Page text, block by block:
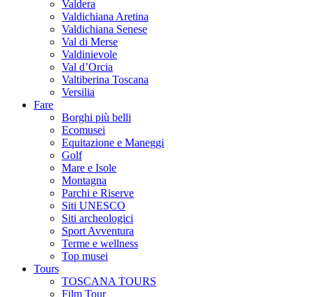
Valdera
Valdichiana Aretina
Valdichiana Senese
Val di Merse
Valdinievole
Val d’Orcia
Valtiberina Toscana
Versilia
Fare
Borghi più belli
Ecomusei
Equitazione e Maneggi
Golf
Mare e Isole
Montagna
Parchi e Riserve
Siti UNESCO
Siti archeologici
Sport Avventura
Terme e wellness
Top musei
Tours
TOSCANA TOURS
Film Tour